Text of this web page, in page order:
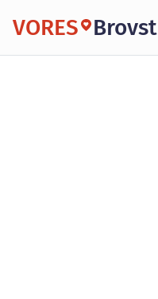
VORES Brovst